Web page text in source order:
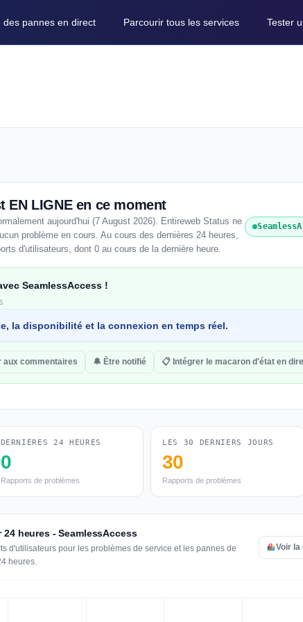
des pannes en direct Parcourir tous les services Tester
EN LIGNE en ce moment
aujourd'hui (7 August 2026). Entireweb Status ne
problème en cours. Au cours des dernières 24 heures,
d'utilisateurs, dont 0 au cours de la dernière heure.
SeamlessAccess !
la disponibilité et la connexion en temps réel.
aux commentaires 🔔 Être notifié 📋 Intégrer le macaron d'état en
DERNIÈRES 24 HEURES
0
Rapports de problèmes
LES 30 DERNIERS JOURS
30
Rapports de problèmes
heures - SeamlessAccess
d'utilisateurs pour les problèmes de service et les pannes de
heures.
Voir